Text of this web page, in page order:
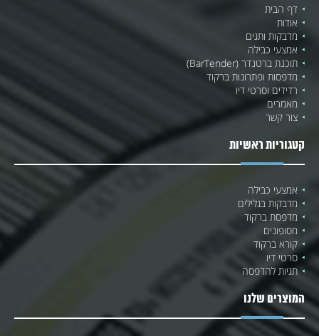
דף הבית
אודות
מדבקות ותגים
אמצעי כבילה
תוכנת ברטנדר (BarTender)
מדפסות ופתרונות ברקוד
רדידים וסרטי דיו
מאמרים
צור קשר
קטגוריות ראשיות
אמצעי כבילה
מדבקות בגלילים
מדפסת ברקוד
מסופונים
קורא ברקוד
סרטי דיו
תגיות להדפסה
המוצרים שלנו